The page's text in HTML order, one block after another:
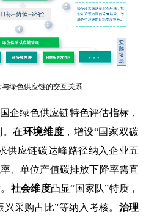
与绿色供应链的交互关系
企绿色供应链特色评估指标，
。在环境维度 ，增设“国家双碳
供应链碳达峰路径纳入企业五
、单位产值碳排放下降率需直
社会维度凸显“国家队”特质，
采购占比”等纳入考核。 治理